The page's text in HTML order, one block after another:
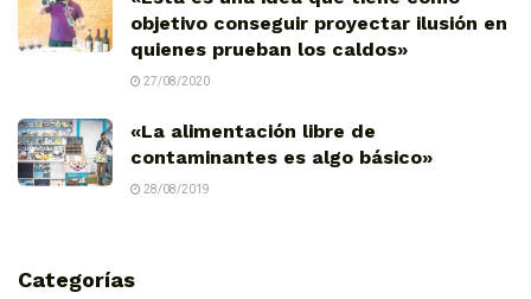
objetivo conseguir proyectar ilusión en
quienes prueban los caldos»
27/08/2020
«La alimentación libre de
contaminantes es algo básico»
28/08/2019
Categorías